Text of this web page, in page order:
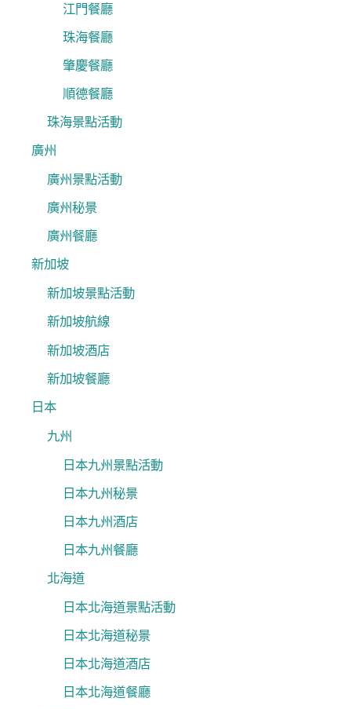
江門餐廳
珠海餐廳
肇慶餐廳
順德餐廳
珠海景點活動
廣州
廣州景點活動
廣州秘景
廣州餐廳
新加坡
新加坡景點活動
新加坡航線
新加坡酒店
新加坡餐廳
日本
九州
日本九州景點活動
日本九州秘景
日本九州酒店
日本九州餐廳
北海道
日本北海道景點活動
日本北海道秘景
日本北海道酒店
日本北海道餐廳